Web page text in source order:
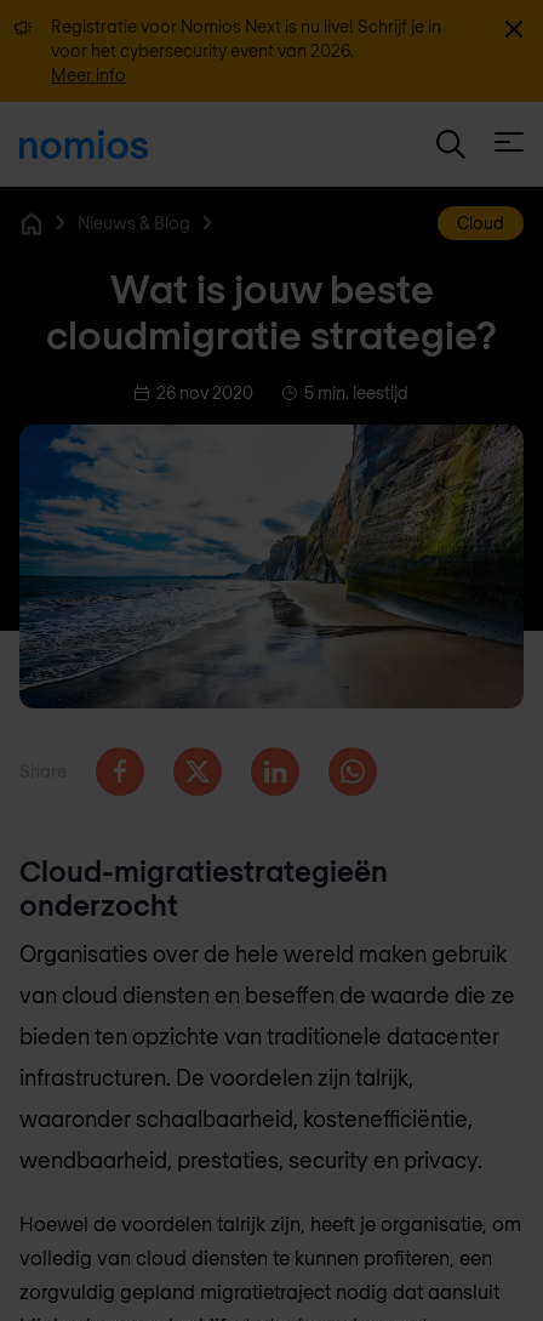
Registratie voor Nomios Next is nu live! Schrijf je in
voor het cybersecurity event van 2026.
Meer info
Nieuws & Blog Cloud
Wat is jouw beste
cloudmigratie strategie?
26 nov 2020 5 min. leestijd
Cloud-migratiestrategieën
onderzocht
Organisaties over de hele wereld maken gebruik
van cloud diensten en beseffen de waarde die ze
bieden ten opzichte van traditionele datacenter
infrastructuren. De voordelen zijn talrijk,
waaronder schaalbaarheid, kostenefficiëntie,
wendbaarheid, prestaties, security en privacy.
Hoewel de voordelen talrijk zijn, heeft je organisatie, om
volledig van cloud diensten te kunnen profiteren, een
zorgvuldig gepland migratietraject nodig dat aansluit